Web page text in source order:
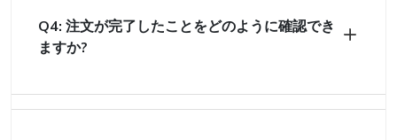
Q4: 注文が完了したことをどのように確認でき
ますか?